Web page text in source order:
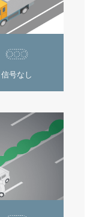
信号なし